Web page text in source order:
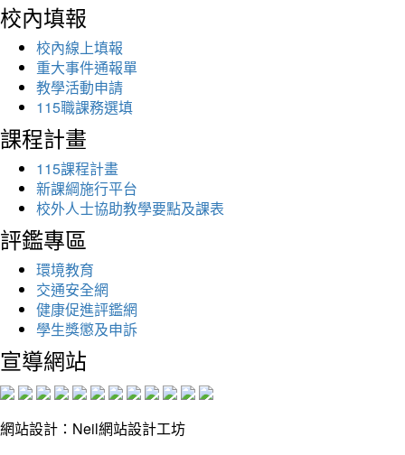
校內填報
校內線上填報
重大事件通報單
教學活動申請
115職課務選填
課程計畫
115課程計畫
新課綱施行平台
校外人士協助教學要點及課表
評鑑專區
環境教育
交通安全網
健康促進評鑑網
學生獎懲及申訴
宣導網站
網站設計：Neil網站設計工坊